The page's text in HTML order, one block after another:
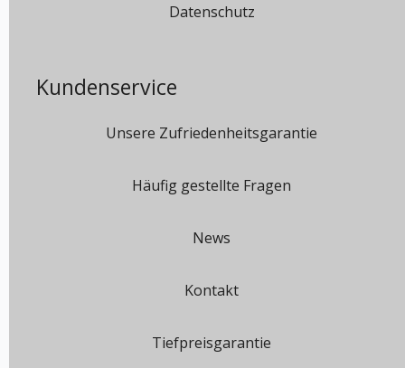
Datenschutz
Kundenservice
Unsere Zufriedenheitsgarantie
Häufig gestellte Fragen
News
Kontakt
Tiefpreisgarantie